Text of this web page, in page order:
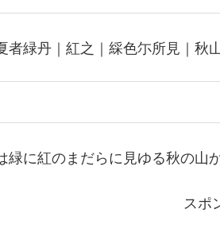
者緑丹｜紅之｜綵色尓所見｜秋
緑に紅のまだらに見ゆる秋の山
スポ